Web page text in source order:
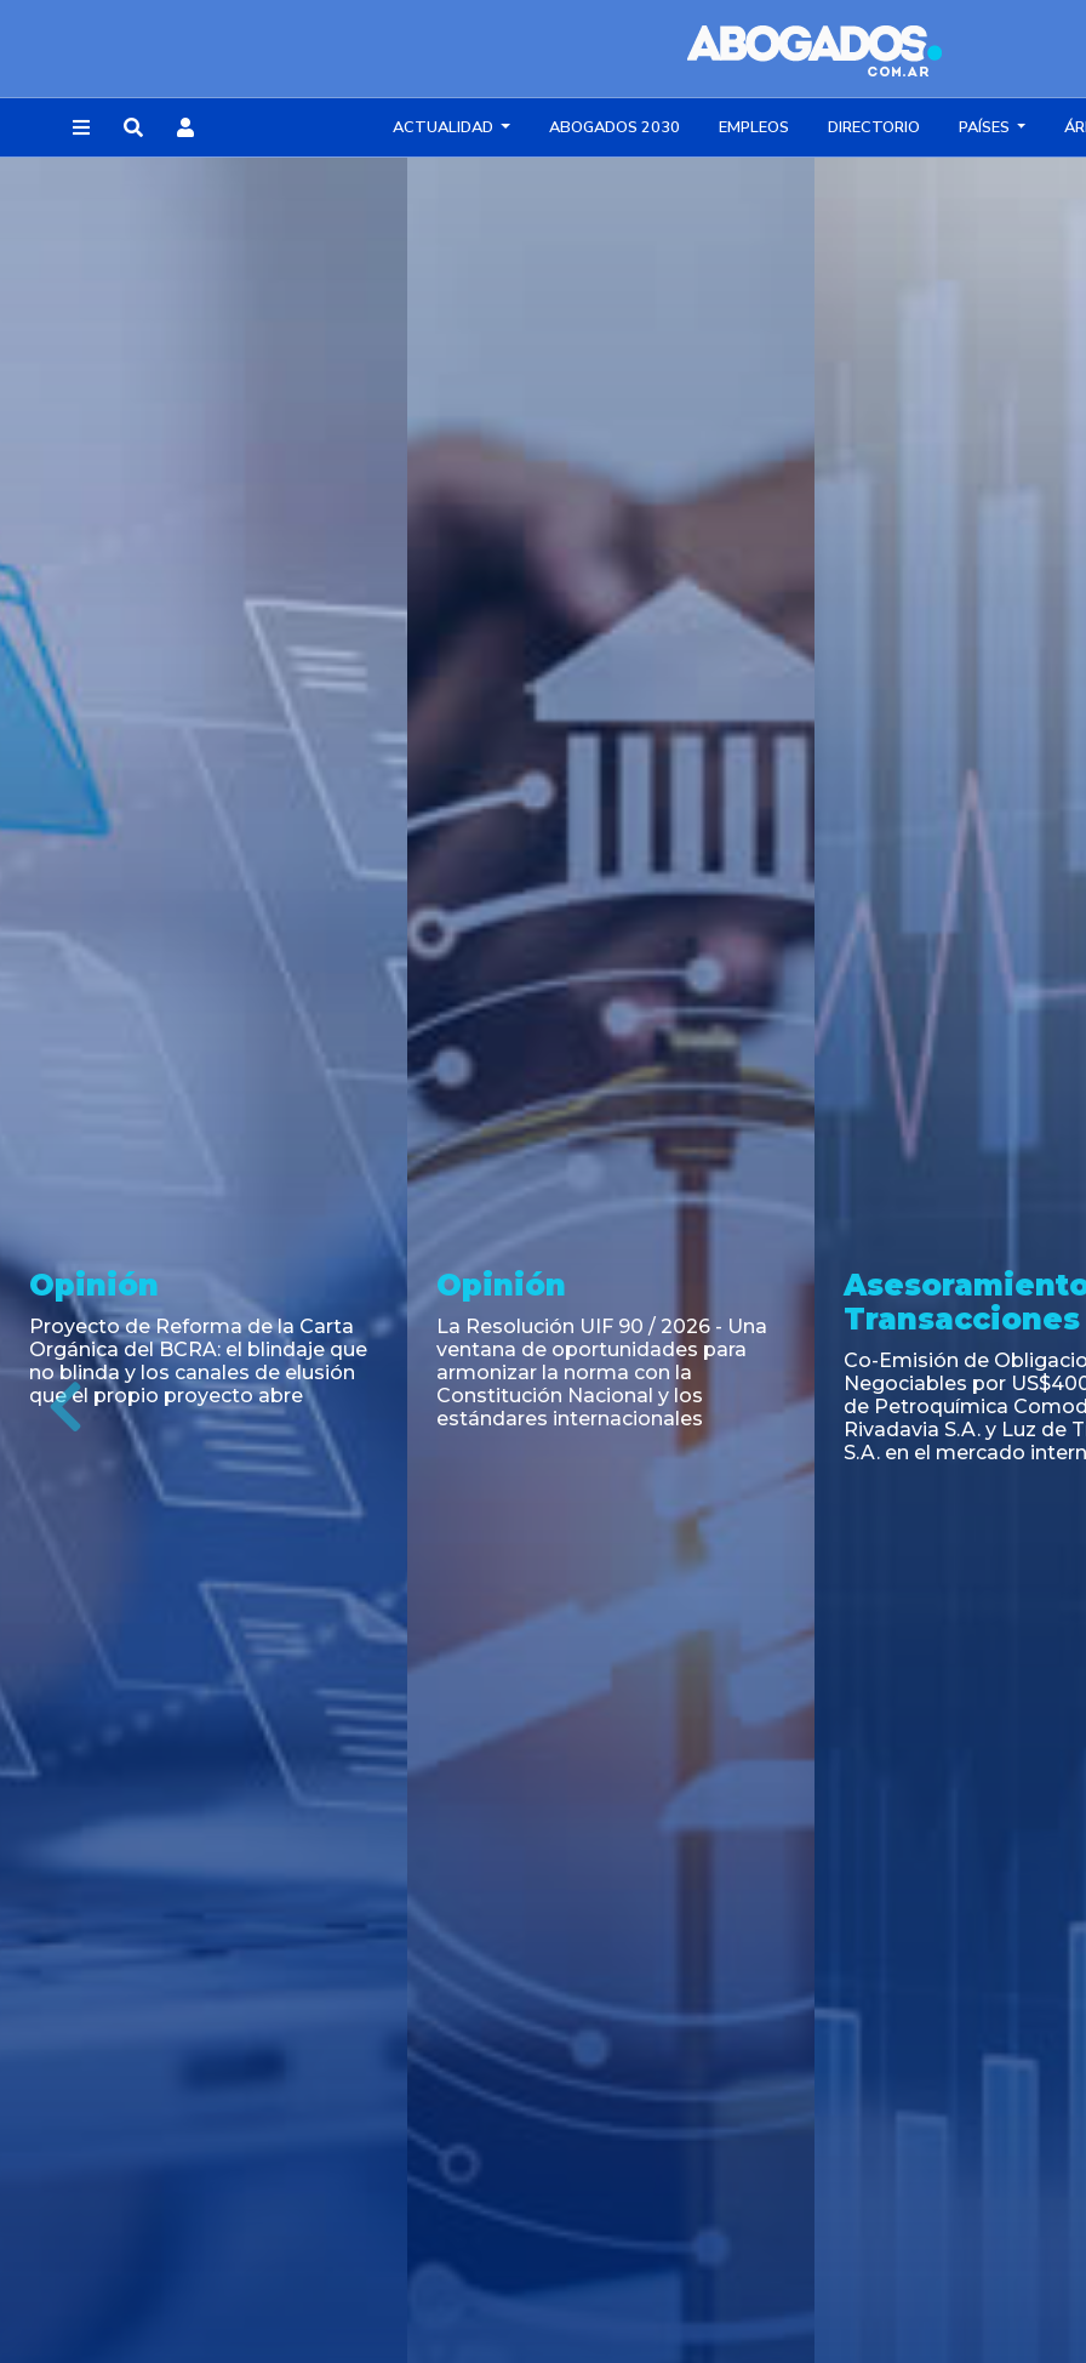
ACTUALIDAD ABOGADOS 2030 EMPLEOS DIRECTORIO PAÍSES
Noticia
RESOLUCIÓN 271/2026 de la
SECRETARIA DE COORDINACIÓN
DE PRODUCCIÓN: Actualización y
unificación de las advertencias
obligatorias en la publicidad de
juegos y apuestas en...
Asesoramiento y
Transacciones
Emisión de Obligaciones
Negociables Clase E de Central
Puerto S.A. por un Valor Nominal
de U$S 98.897.303
Transacciones
PAGBAM asesoró a
autorización para la
de los Certificados de
del Fideicomiso
Inmobiliario "Espacio
Previous